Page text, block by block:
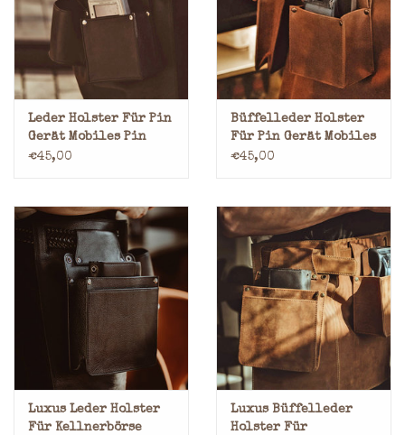
Leder Holster Für Pin
Gerät Mobiles Pin
€45,00
Büffelleder Holster
Für Pin Gerät Mobiles
Pin
€45,00
Luxus Leder Holster
Für Kellnerbörse
Luxus Büffelleder
Holster Für